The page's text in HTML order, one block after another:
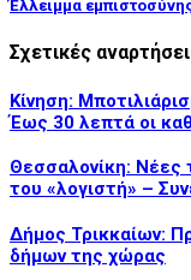
Έλλειμμα
Σχετικές
Κίνηση:
Έως 30 λεπτά οι
Θεσσαλονίκη: Νέες
του «λογιστή» –
Δήμος Τρικκαίων:
δήμων της χώρας